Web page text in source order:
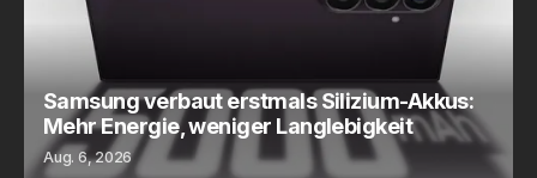
Samsung verbaut erstmals Silizium-Akkus:
Mehr Energie, weniger Langlebigkeit
Aug. 6, 2026